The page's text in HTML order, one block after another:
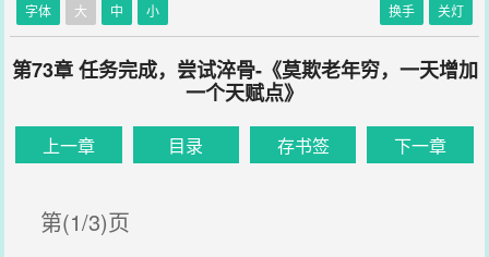
字体 大 中 小 换手 关灯
第73章 任务完成，尝试淬骨-《莫欺老年穷，一天增加
一个天赋点》
上一章 目录 存书签 下一章
第(1/3)页